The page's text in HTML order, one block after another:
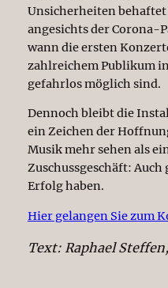
Unsicherheiten
angesichts der Corona-
wann die ersten
zahlreichem Publikum
gefahrlos möglich sind.
Dennoch bleibt die
ein Zeichen der
Musik mehr sehen als
Zuschussgeschäft:
Erfolg haben.
Hier gelangen Sie zum
Text: Raphael